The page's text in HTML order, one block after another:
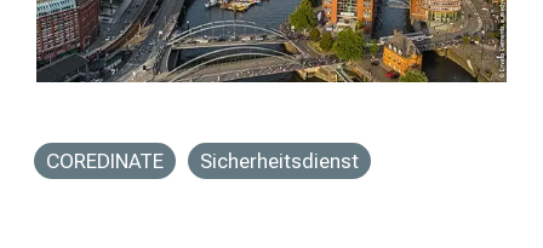
COREDINATE Sicherheitsdienst